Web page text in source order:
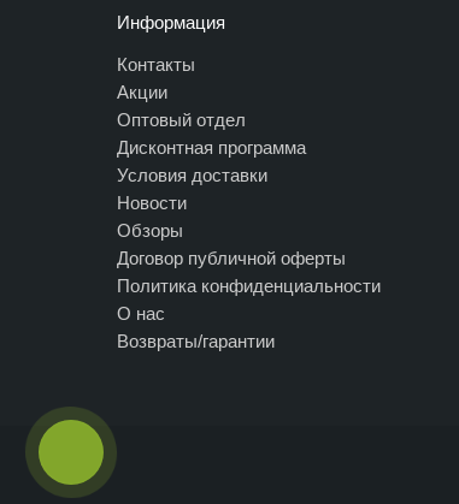
Информация
Контакты
Акции
Оптовый отдел
Дисконтная программа
Условия доставки
Новости
Обзоры
Договор публичной оферты
Политика конфиденциальности
О нас
Возвраты/гарантии